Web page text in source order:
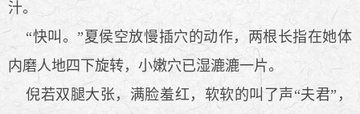
汁。
“快叫。”夏侯空放慢插穴的动作，两根长指在她体
内磨人地四下旋转，小嫩穴已湿漉漉一片。
倪若双腿大张，满脸羞红，软软的叫了声“夫君”，